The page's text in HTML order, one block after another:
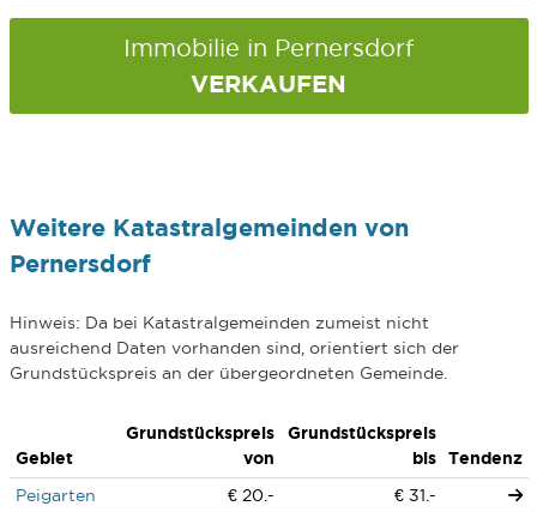
Immobilie in Pernersdorf
VERKAUFEN
Weitere Katastralgemeinden von
Pernersdorf
Hinweis: Da bei Katastralgemeinden zumeist nicht
ausreichend Daten vorhanden sind, orientiert sich der
Grundstückspreis an der übergeordneten Gemeinde.
Gebiet
Grundstückspreis
von
Grundstückspreis
bis
Tendenz
Peigarten
€ 20.-
€ 31.-